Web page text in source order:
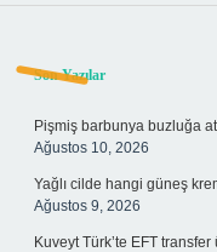
Sidebar
Son Yazılar
Pişmiş barbunya buzluğa
Ağustos 10, 2026
Yağlı cilde hangi güneş
Ağustos 9, 2026
Kuveyt Türk’te EFT